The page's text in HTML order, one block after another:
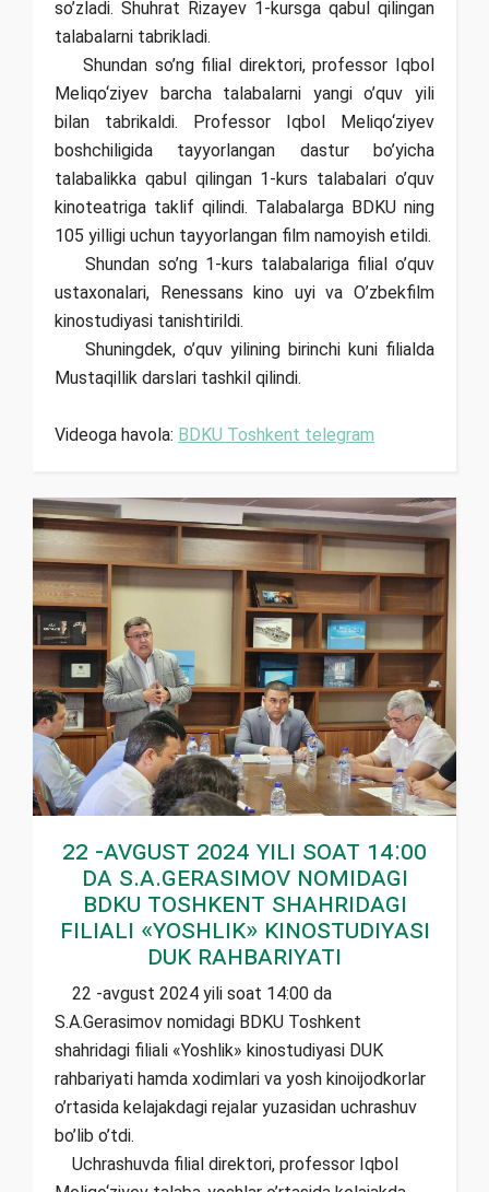
so’zladi. Shuhrat Rizayev 1-kursga qabul qilingan
talabalarni tabrikladi.
Shundan so’ng filial direktori, professor Iqbol
Meliqo‘ziyev barcha talabalarni yangi o’quv yili
bilan tabrikaldi. Professor Iqbol Meliqo‘ziyev
boshchiligida tayyorlangan dastur bo’yicha
talabalikka qabul qilingan 1-kurs talabalari o’quv
kinoteatriga taklif qilindi. Talabalarga BDKU ning
105 yilligi uchun tayyorlangan film namoyish etildi.
Shundan so’ng 1-kurs talabalariga filial o’quv
ustaxonalari, Renessans kino uyi va O’zbekfilm
kinostudiyasi tanishtirildi.
Shuningdek, o’quv yilining birinchi kuni filialda
Mustaqillik darslari tashkil qilindi.
Videoga havola: BDKU Toshkent telegram
22 -avgust 2024 yili soat 14:00
da S.A.Gerasimov nomidagi
BDKU Toshkent shahridagi
filiali «Yoshlik» kinostudiyasi
DUK rahbariyati
22 -avgust 2024 yili soat 14:00 da
S.A.Gerasimov nomidagi BDKU Toshkent
shahridagi filiali «Yoshlik» kinostudiyasi DUK
rahbariyati hamda xodimlari va yosh kinoijodkorlar
o’rtasida kelajakdagi rejalar yuzasidan uchrashuv
bo’lib o’tdi.
Uchrashuvda filial direktori, professor Iqbol